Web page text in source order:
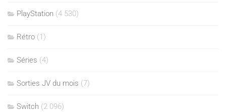
PlayStation (4 530)
Rétro (1)
Séries (4)
Sorties JV du mois (7)
Switch (2 096)